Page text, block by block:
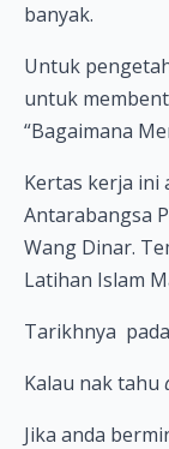
banyak.
Untuk
untuk
“Bagaimana
Kertas kerja ini
Antarabangsa
Wang Dinar.
Latihan Islam
Tarikhnya
Kalau nak tahu
Jika anda